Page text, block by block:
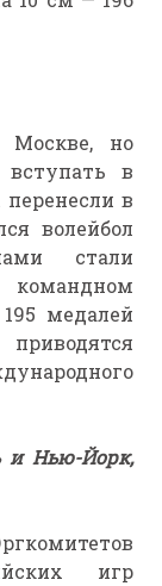
но
вступать в
в
волейбол
стали
командном
медалей
и Нью-Йорк,
игр